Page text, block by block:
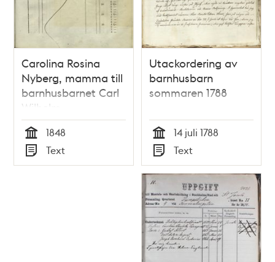
Carolina Rosina
Nyberg, mamma till
barnhusbarnet Carl
Wilhelm
Tid
1848
Typ
Text
Utackordering av
barnhusbarn
sommaren 1788
Tid
14 juli 1788
Typ
Text